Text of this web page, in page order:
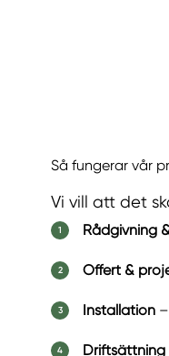
Så fungerar vår
Vi vill att det
Rådgivning
Offert &
Installation
Driftsättning